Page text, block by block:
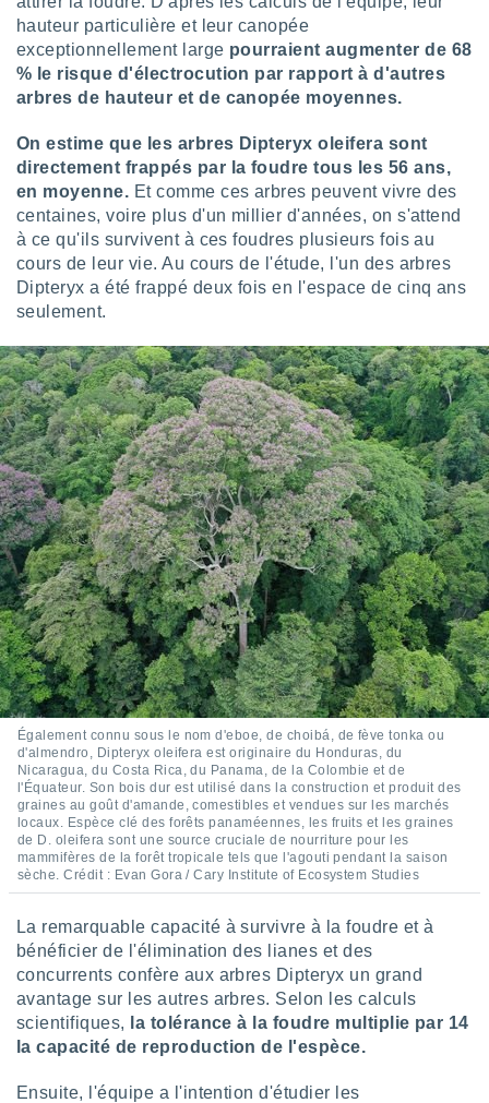
et
et du
et
hauteur particulière et leur canopée
exceptionnellement large pourraient augmenter de 68
% le risque d'électrocution par rapport à d'autres
arbres de hauteur et de canopée moyennes.
On estime que les arbres Dipteryx oleifera sont
directement frappés par la foudre tous les 56 ans,
en moyenne. Et comme ces arbres peuvent vivre des
centaines, voire plus d'un millier d'années, on s'attend
à ce qu'ils survivent à ces foudres plusieurs fois au
cours de leur vie. Au cours de l'étude, l'un des arbres
Dipteryx a été frappé deux fois en l'espace de cinq ans
seulement.
Également connu sous le nom d'eboe, de choibá, de fève tonka ou
d'almendro, Dipteryx oleifera est originaire du Honduras, du
Nicaragua, du Costa Rica, du Panama, de la Colombie et de
l'Équateur. Son bois dur est utilisé dans la construction et produit des
graines au goût d'amande, comestibles et vendues sur les marchés
locaux. Espèce clé des forêts panaméennes, les fruits et les graines
de D. oleifera sont une source cruciale de nourriture pour les
mammifères de la forêt tropicale tels que l'agouti pendant la saison
sèche. Crédit : Evan Gora / Cary Institute of Ecosystem Studies
La remarquable capacité à survivre à la foudre et à
bénéficier de l'élimination des lianes et des
concurrents confère aux arbres Dipteryx un grand
avantage sur les autres arbres. Selon les calculs
scientifiques,
la tolérance à la foudre multiplie par 14
la capacité de reproduction de l'espèce.
Ensuite, l'équipe a l'intention d'étudier les